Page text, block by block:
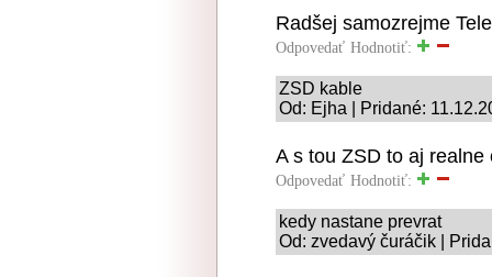
Radšej samozrejme
Odpovedať Hodnotiť:
ZSD kable
Od: Ejha | Pridané:
A s tou ZSD to aj
Odpovedať Hodnotiť:
kedy nastane prevrat
Od: zvedavý čuráčik |